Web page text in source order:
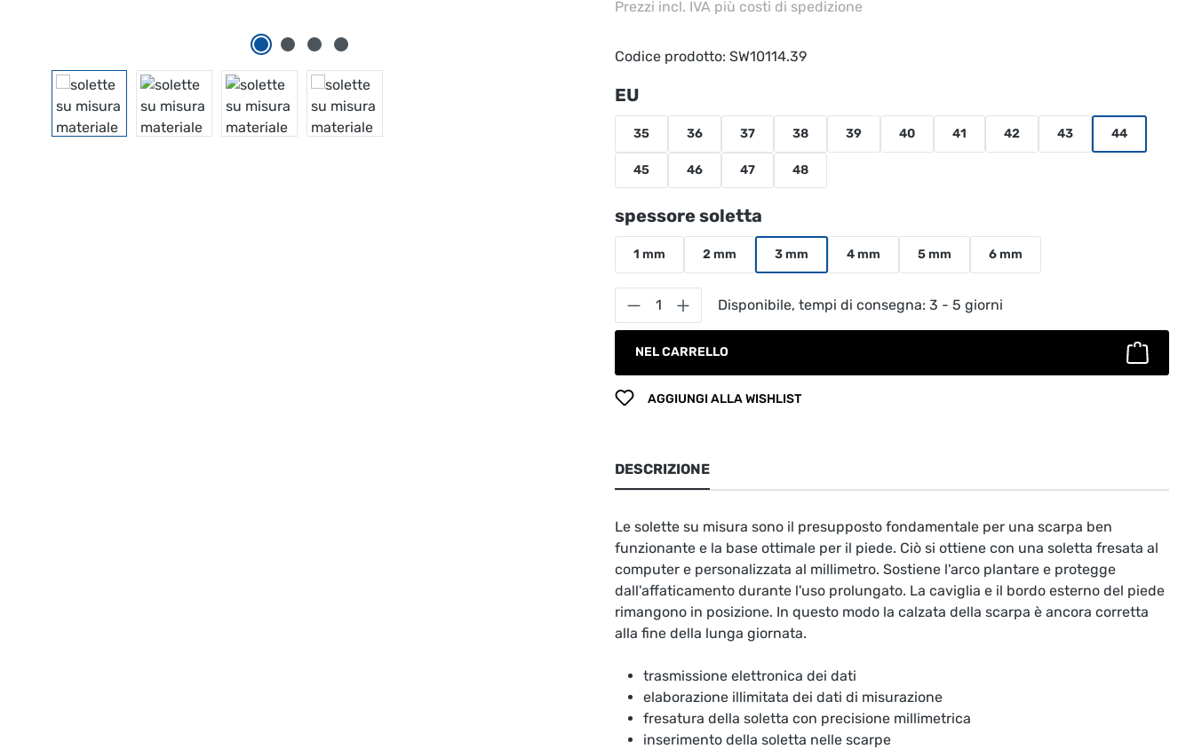
Prezzi incl. IVA più costi di spedizione
Codice prodotto: SW10114.39
Seleziona
EU
35 36 37 38 39 40 41 42 43 44
45 46 47 48
Seleziona
spessore soletta
1 mm 2 mm 3 mm 4 mm 5 mm 6 mm
Quantità del prodotto: inserisci la quantità desiderata o
Disponibile, tempi di consegna: 3 - 5 giorni
NEL CARRELLO
AGGIUNGI ALLA WISHLIST
DESCRIZIONE
Le solette su misura sono il presupposto fondamentale per una scarpa ben
funzionante e la base ottimale per il piede. Ciò si ottiene con una soletta fresata al
computer e personalizzata al millimetro. Sostiene l'arco plantare e protegge
dall'affaticamento durante l'uso prolungato. La caviglia e il bordo esterno del piede
rimangono in posizione. In questo modo la calzata della scarpa è ancora corretta
alla fine della lunga giornata.
trasmissione elettronica dei dati
elaborazione illimitata dei dati di misurazione
fresatura della soletta con precisione millimetrica
inserimento della soletta nelle scarpe